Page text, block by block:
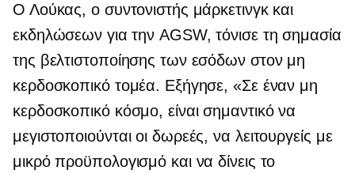
Ο Λούκας, ο συντονιστής μάρκετινγκ και
εκδηλώσεων για την AGSW, τόνισε τη σημασία
της βελτιστοποίησης των εσόδων στον μη
κερδοσκοπικό τομέα. Εξήγησε, «Σε έναν μη
κερδοσκοπικό κόσμο, είναι σημαντικό να
μεγιστοποιούνται οι δωρεές, να λειτουργείς με
μικρό προϋπολογισμό και να δίνεις το